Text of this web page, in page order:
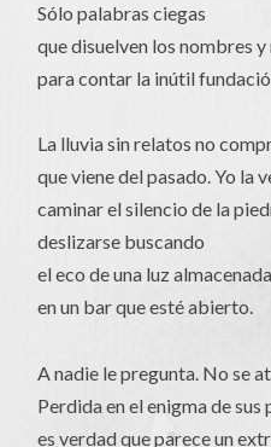
Sólo palabras ciegas
que disuelven los nombres y
para contar la inútil
La lluvia sin relatos no
que viene del pasado. Yo la
caminar el silencio de la
deslizarse buscando
el eco de una luz almacenada
en un bar que esté abierto.
A nadie le pregunta. No se
Perdida en el enigma de sus
es verdad que parece un